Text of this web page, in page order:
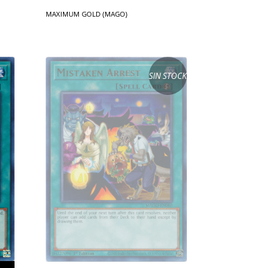
MAXIMUM GOLD (MAGO)
SIN STOCK